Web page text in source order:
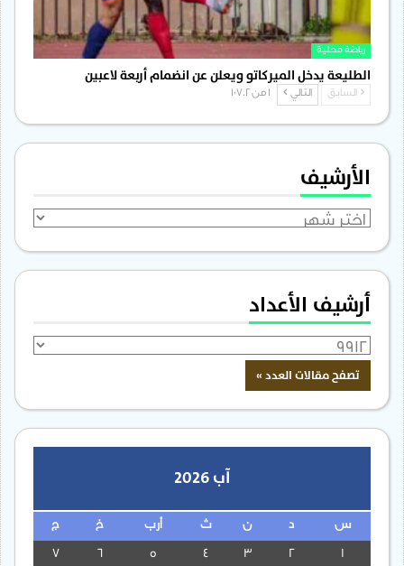
رياضة محلية
الطليعة يدخل الميركاتو ويعلن عن انضمام أربعة لاعبين
السابق التالي
الأرشيف
الأرشيف
أرشيف الأعداد
آب 2026
س ن ث أرب خ ج
3